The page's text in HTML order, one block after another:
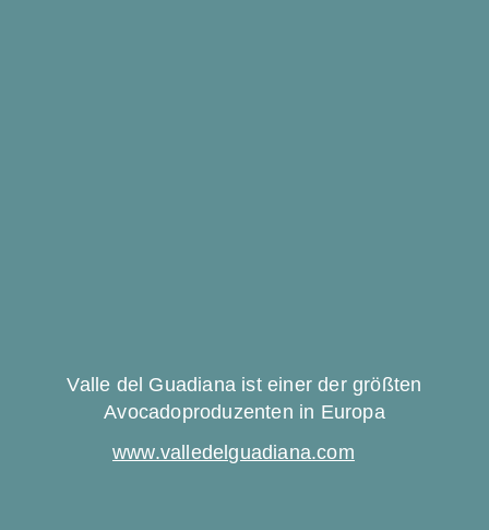
Valle del Guadiana ist einer der größten
Avocadoproduzenten in Europa
www.valledelguadiana.com